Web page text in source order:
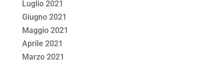
Luglio 2021
Giugno 2021
Maggio 2021
Aprile 2021
Marzo 2021